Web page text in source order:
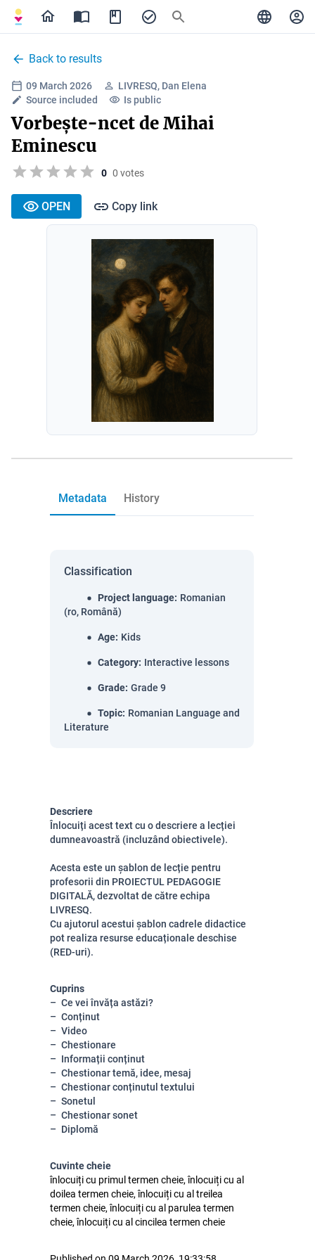
Back to results
09 March 2026
LIVRESQ, Dan Elena
Source included
Is public
Vorbește-ncet de Mihai
Eminescu
0 0 votes
OPEN Copy link
Metadata History
Classification
Project language: Romanian
(ro, Română)
Age: Kids
Category: Interactive lessons
Grade: Grade 9
Topic: Romanian Language and
Literature
Descriere
Înlocuiți acest text cu o descriere a lecției
dumneavoastră (incluzând obiectivele).
Acesta este un șablon de lecție pentru
profesorii din PROIECTUL PEDAGOGIE
DIGITALĂ, dezvoltat de către echipa
LIVRESQ.
Cu ajutorul acestui șablon cadrele didactice
pot realiza resurse educaționale deschise
(RED-uri).
Cuprins
Ce vei învăța astăzi?
Conținut
Video
Chestionare
Informații conținut
Chestionar temă, idee, mesaj
Chestionar conținutul textului
Sonetul
Chestionar sonet
Diplomă
Cuvinte cheie
înlocuiți cu primul termen cheie, înlocuiți cu al
doilea termen cheie, înlocuiți cu al treilea
termen cheie, înlocuiți cu al parulea termen
cheie, înlocuiți cu al cincilea termen cheie